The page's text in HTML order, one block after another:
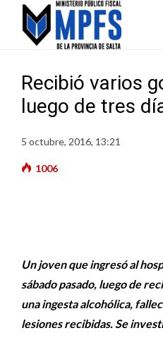
Recibió varios
luego de tres
5 octubre, 2016, 13:21
1006
Un joven que ingresó al
sábado pasado, luego de
una ingesta alcohólica,
lesiones recibidas. Se